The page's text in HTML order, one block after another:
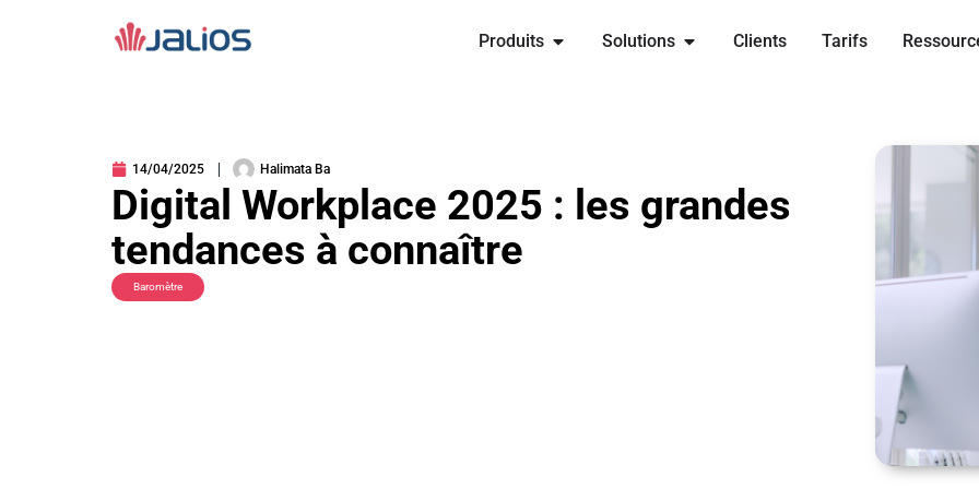
Produits Ouvrir Produits
Solutions Ouvrir Solutions
Clients Tarifs
14/04/2025 Halimata Ba
Digital Workplace 2025 : les grandes
tendances à connaître
Baromètre